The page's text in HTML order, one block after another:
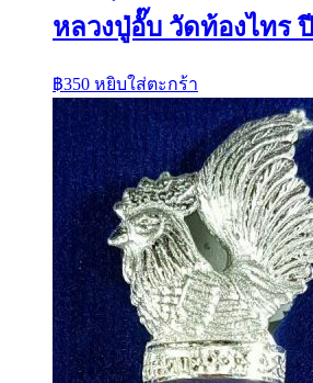
หลวงปู่อั๊บ วัดท้องไทร ปี
฿350 หยิบใส่ตะกร้า